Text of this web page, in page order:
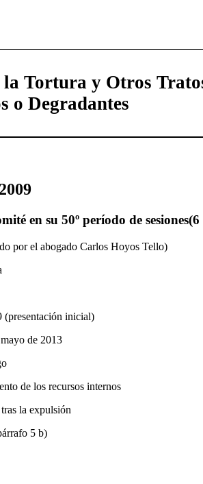
Tortura y Otros
o Degradantes
en su 50º período de
por el abogado Carlos Hoyos Tello)
(presentación inicial)
de 2013
de los recursos internos
la expulsión
5 b)